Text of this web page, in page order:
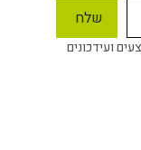
ועידכונים